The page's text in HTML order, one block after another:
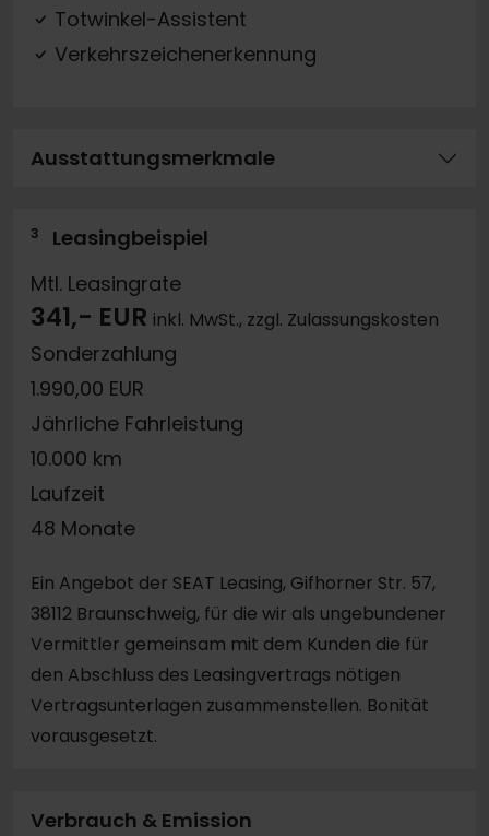
Totwinkel-Assistent
Verkehrszeichenerkennung
Ausstattungsmerkmale
3
Leasingbeispiel
Mtl. Leasingrate
341,- EUR inkl. MwSt., zzgl. Zulassungskosten
Sonderzahlung
1.990,00 EUR
Jährliche Fahrleistung
10.000 km
Laufzeit
48 Monate
Ein Angebot der SEAT Leasing, Gifhorner Str. 57,
38112 Braunschweig, für die wir als ungebundener
Vermittler gemeinsam mit dem Kunden die für
den Abschluss des Leasingvertrags nötigen
Vertragsunterlagen zusammenstellen. Bonität
vorausgesetzt.
Verbrauch & Emission